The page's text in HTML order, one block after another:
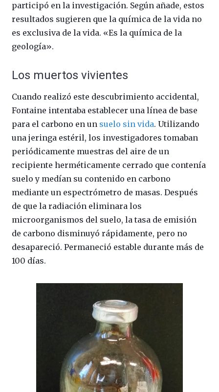
participó en la investigación. Según añade, estos
resultados sugieren que la química de la vida no
es exclusiva de la vida. «Es la química de la
geología».
Los muertos vivientes
Cuando realizó este descubrimiento accidental,
Fontaine intentaba establecer una línea de base
para el carbono en un suelo sin vida. Utilizando
una jeringa estéril, los investigadores tomaban
periódicamente muestras del aire de un
recipiente herméticamente cerrado que contenía
suelo y medían su contenido en carbono
mediante un espectrómetro de masas. Después
de que la radiación eliminara los
microorganismos del suelo, la tasa de emisión
de carbono disminuyó rápidamente, pero no
desapareció. Permaneció estable durante más de
100 días.